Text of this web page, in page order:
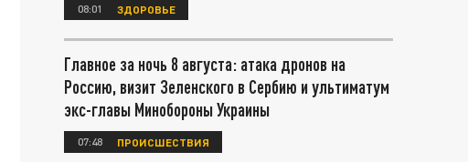
08:01 ЗДОРОВЬЕ
Главное за ночь 8 августа: атака дронов на
Россию, визит Зеленского в Сербию и ультиматум
экс-главы Минобороны Украины
07:48 ПРОИСШЕСТВИЯ